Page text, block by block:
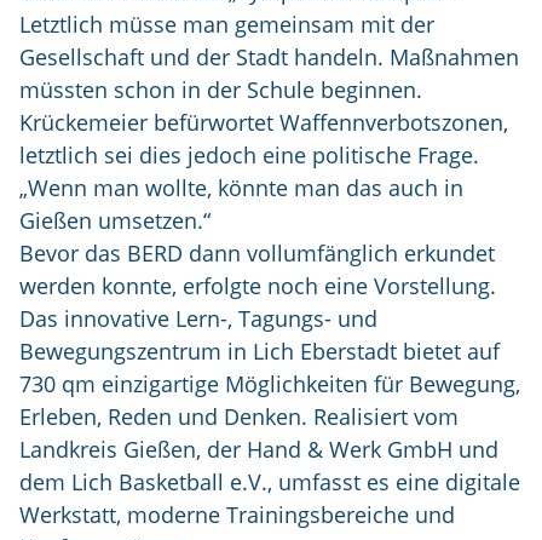
Letztlich müsse man gemeinsam mit der
Gesellschaft und der Stadt handeln. Maßnahmen
müssten schon in der Schule beginnen.
Krückemeier befürwortet Waffennverbotszonen,
letztlich sei dies jedoch eine politische Frage.
„Wenn man wollte, könnte man das auch in
Gießen umsetzen.“
Bevor das BERD dann vollumfänglich erkundet
werden konnte, erfolgte noch eine Vorstellung.
Das innovative Lern-, Tagungs- und
Bewegungszentrum in Lich Eberstadt bietet auf
730 qm einzigartige Möglichkeiten für Bewegung,
Erleben, Reden und Denken. Realisiert vom
Landkreis Gießen, der Hand & Werk GmbH und
dem Lich Basketball e.V., umfasst es eine digitale
Werkstatt, moderne Trainingsbereiche und